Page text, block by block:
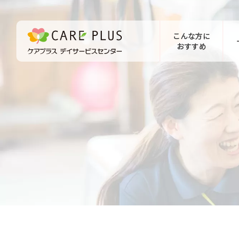
こんな方に
おすすめ
お問い合わせ